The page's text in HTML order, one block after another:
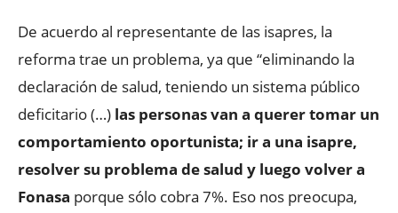
De acuerdo al representante de las isapres, la
reforma trae un problema, ya que “eliminando la
declaración de salud, teniendo un sistema público
deficitario (…) las personas van a querer tomar un
comportamiento oportunista; ir a una isapre,
resolver su problema de salud y luego volver a
Fonasa porque sólo cobra 7%. Eso nos preocupa,